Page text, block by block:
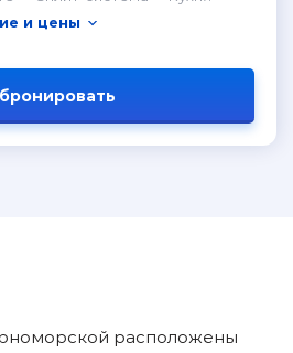
и цены
расположены